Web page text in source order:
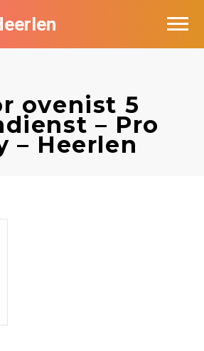
ovenist 5
– Pro
– Heerlen
in Heerlen
in Heerlen